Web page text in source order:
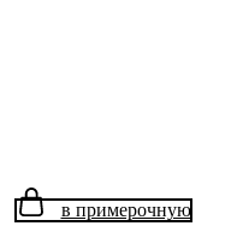
в примерочную